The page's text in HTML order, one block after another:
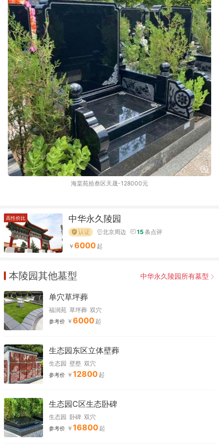
海棠苑拾叁区天晟-128000元
中华永久陵园
认证 北京周边 15 条点评
6000
高性价比
本陵园其他墓型 中华永久陵园所有墓型
单穴草坪葬
福润苑 草坪葬 双穴
参考价 6000
生态园东区立体壁葬
生态园 壁塟 双穴
参考价 12800
生态园C区生态卧碑
生态园 卧碑 双穴
参考价 16800